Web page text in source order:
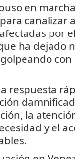
en
canalizar
por
ha dejado
respuesta
la
y el